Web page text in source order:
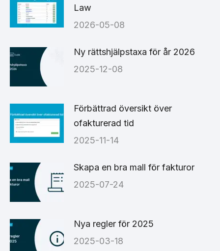
Law
2026-05-08
Ny rättshjälpstaxa för år 2026
2025-12-08
Förbättrad översikt över
ofakturerad tid
2025-11-14
Skapa en bra mall för fakturor
2025-07-24
Nya regler för 2025
2025-03-18